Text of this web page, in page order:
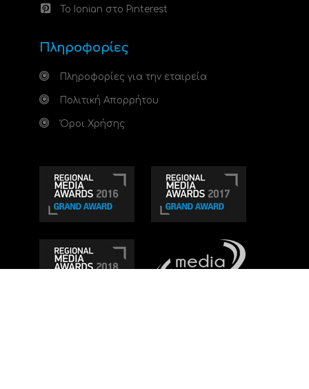
Το Ionian στο Pinterest
Πληροφορίες
Πληροφορίες για την εταιρεία
Πολιτική Απορρήτου
Όροι Χρήσης